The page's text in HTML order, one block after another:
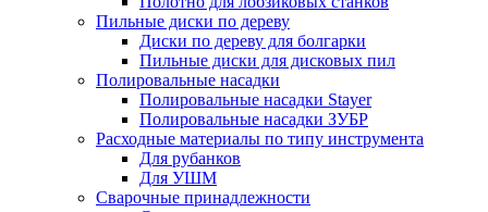
Пильные диски по дереву
Диски по дереву для болгарки
Пильные диски для дисковых пил
Полировальные насадки
Полировальные насадки Stayer
Полировальные насадки ЗУБР
Расходные материалы по типу инструмента
Для рубанков
Для УШМ
Сварочные принадлежности